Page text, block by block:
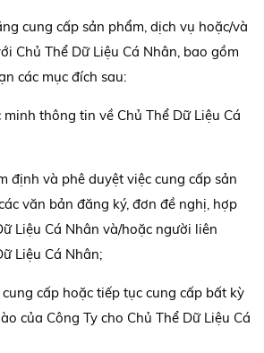
cung cấp sản phẩm, dịch vụ hoặc/và
Chủ Thể Dữ Liệu Cá Nhân, bao gồm
các mục đích sau:
minh thông tin về Chủ Thể Dữ Liệu Cá
định và phê duyệt việc cung cấp sản
văn bản đăng ký, đơn đề nghị, hợp
Liệu Cá Nhân và/hoặc người liên
Liệu Cá Nhân;
cung cấp hoặc tiếp tục cung cấp bất kỳ
của Công Ty cho Chủ Thể Dữ Liệu Cá